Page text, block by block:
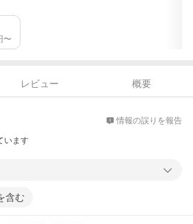
〜
レビュー
概要
情報の誤りを報告
います
含む